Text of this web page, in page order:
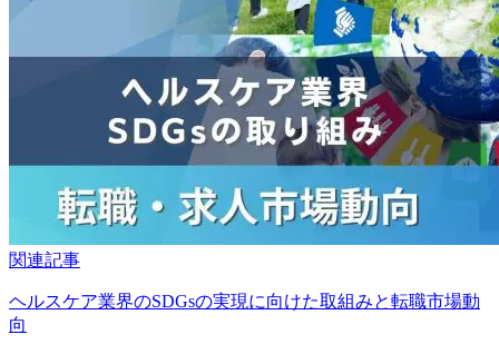
関連記事
ヘルスケア業界のSDGsの実現に向けた取組みと転職市場動
向